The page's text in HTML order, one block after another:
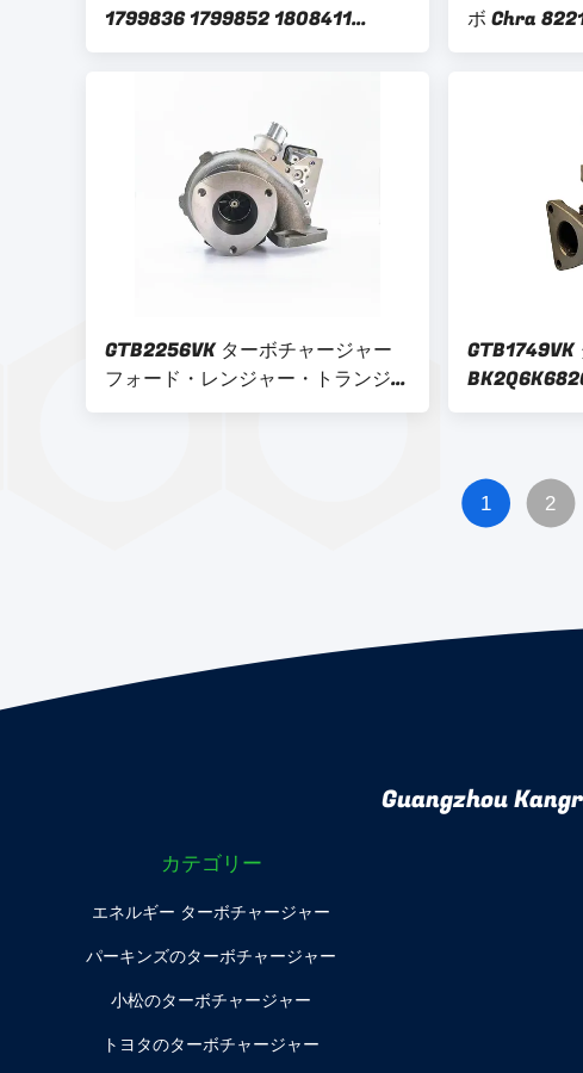
1799836 1799852 1808411
1808366 2082254 2008150
ボ Chra
GTB2256VK ターボチャージャー
フォード・レンジャー・トランジッ
ト マツダ BT-50 2011- 3.2 TDCi
GTB1749VK
786880-
1 2
Guangzhou
カテゴリー
エネルギー ターボチャージャー
パーキンズのターボチャージャー
小松のターボチャージャー
トヨタのターボチャージャー